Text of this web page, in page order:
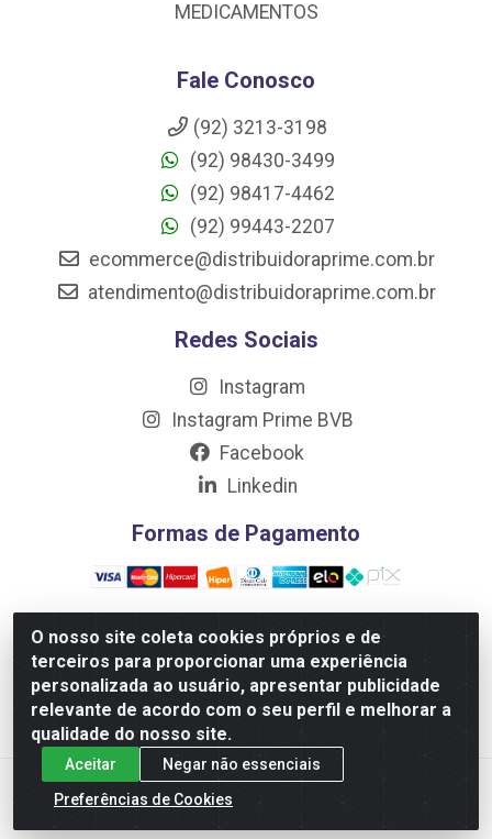
O nosso site coleta cookies próprios e de
terceiros para proporcionar uma experiência
personalizada ao usuário, apresentar publicidade
relevante de acordo com o seu perfil e melhorar a
qualidade do nosso site.
Aceitar
Negar não essenciais
Preferências de Cookies
MEDICAMENTOS
Fale Conosco
(92) 3213-3198
(92) 98430-3499
(92) 98417-4462
(92) 99443-2207
ecommerce@distribuidoraprime.com.br
atendimento@distribuidoraprime.com.br
Redes Sociais
Instagram
Instagram Prime BVB
Facebook
Linkedin
Formas de Pagamento
Distribuidora Prime LTDA - Av. Professor Nilton Lins, 781
- Flores, Manaus/AM - CEP 69.058-030 - CNPJ:
10.717.750/0001-32